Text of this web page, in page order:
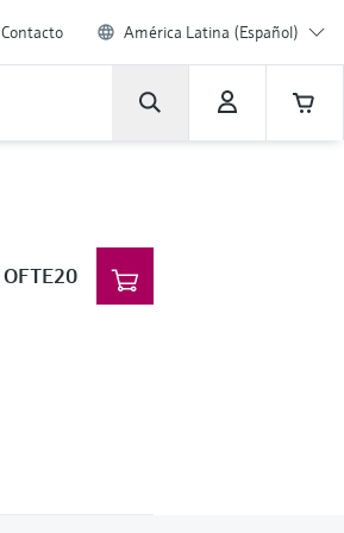
Contacto América Latina (Español)
OFTE20